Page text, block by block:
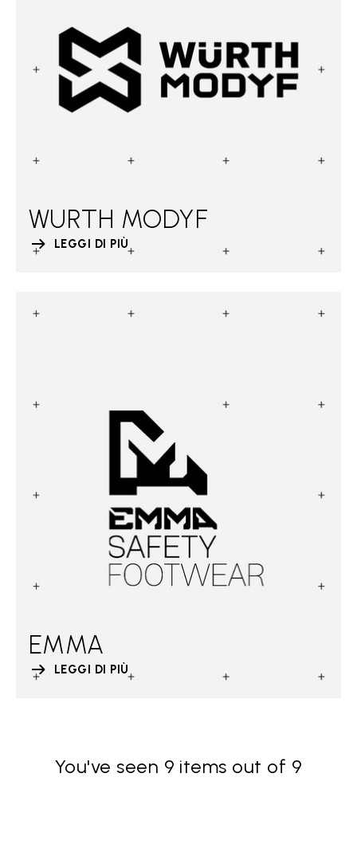
WURTH MODYF
LEGGI DI PIÙ
EMMA
LEGGI DI PIÙ
You've seen 9 items out of 9